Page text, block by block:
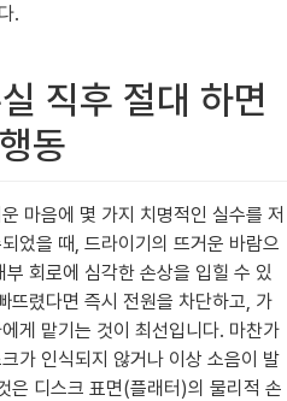
.
직후 절대 하면
동
마음에 몇 가지 치명적인 실수를 저
었을 때, 드라이기의 뜨거운 바람으
회로에 심각한 손상을 입힐 수 있
뜨렸다면 즉시 전원을 차단하고, 가
게 맡기는 것이 최선입니다. 마찬가
가 인식되지 않거나 이상 소음이 발
은 디스크 표면(플래터)의 물리적 손